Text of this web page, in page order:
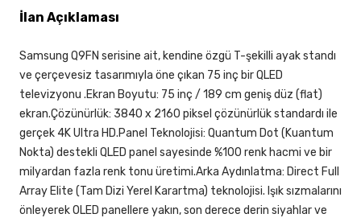
İlan Açıklaması
Samsung Q9FN serisine ait, kendine özgü T-şekilli ayak standı
ve çerçevesiz tasarımıyla öne çıkan 75 inç bir QLED
televizyonu .Ekran Boyutu: 75 inç / 189 cm geniş düz (flat)
ekran.Çözünürlük: 3840 x 2160 piksel çözünürlük standardı ile
gerçek 4K Ultra HD.Panel Teknolojisi: Quantum Dot (Kuantum
Nokta) destekli QLED panel sayesinde %100 renk hacmi ve bir
milyardan fazla renk tonu üretimi.Arka Aydınlatma: Direct Full
Array Elite (Tam Dizi Yerel Karartma) teknolojisi. Işık sızmalarını
önleyerek OLED panellere yakın, son derece derin siyahlar ve